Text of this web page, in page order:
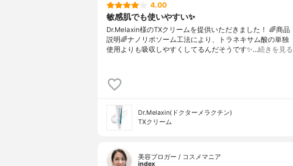
4.00
敏感肌でも使いやすい✨
Dr.Melaxin様のTXクリームを提供いただきました！ 🌈商品
説明🌈ナノリポソーム工法により、トラネキサム酸の単独
使用よりも吸収しやすくしてるんだそうです✨…続きを見る
Dr.Melaxin(ドクターメラクチン)
TXクリーム
美容ブロガー / コスメマニア
index